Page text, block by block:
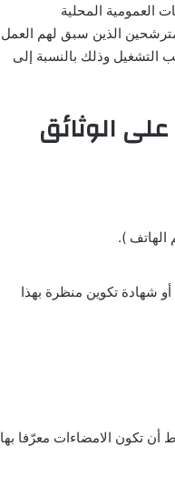
العمومية المحلية
الذين سبق لهم العمل
التشغيل وذلك بالنسبة إلى
الوثائق
الهاتف ).
شهادة تكوين منظرة بهذا
أن تكون الامضاءات معرّفا بها